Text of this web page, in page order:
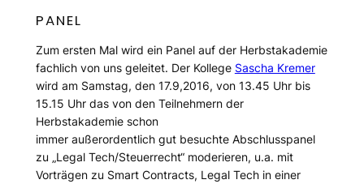
PANEL
Zum ersten Mal wird ein Panel auf der Herbstakademie
fachlich von uns geleitet. Der Kollege Sascha Kremer
wird am Samstag, den 17.9,2016, von 13.45 Uhr bis
15.15 Uhr das von den Teilnehmern der
Herbstakademie schon
immer außerordentlich gut besuchte Abschlusspanel
zu „Legal Tech/Steuerrecht“ moderieren, u.a. mit
Vorträgen zu Smart Contracts, Legal Tech in einer